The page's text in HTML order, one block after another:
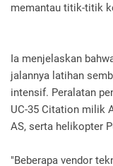
memantau titik-titik
Ia menjelaskan
jalannya latihan
intensif. Peralatan
UC-35 Citation milik
AS, serta helikopter
"Beberapa vendor